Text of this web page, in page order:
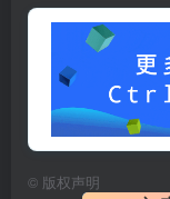
© 版权声明